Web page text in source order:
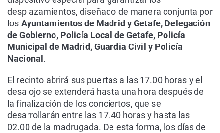
desplazamientos, diseñado de manera conjunta por
los Ayuntamientos de Madrid y Getafe, Delegación
de Gobierno, Policía Local de Getafe, Policía
Municipal de Madrid, Guardia Civil y Policía
Nacional .
El recinto abrirá sus puertas a las 17.00 horas y el
desalojo se extenderá hasta una hora después de
la finalización de los conciertos, que se
desarrollarán entre las 17.40 horas y hasta las
02.00 de la madrugada. De esta forma, los días de